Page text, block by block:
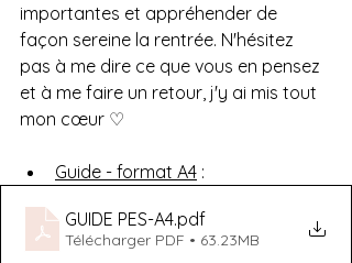
importantes et appréhender de
façon sereine la rentrée. N'hésitez
pas à me dire ce que vous en pensez
et à me faire un retour, j'y ai mis tout
mon cœur ♡
Guide - format A4 :
GUIDE PES-A4.pdf
Télécharger PDF • 63.23MB